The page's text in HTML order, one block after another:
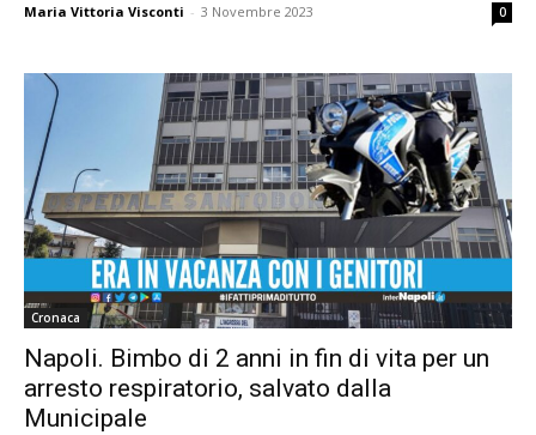
Maria Vittoria Visconti - 3 Novembre 2023 0
Cronaca
Napoli. Bimbo di 2 anni in fin di vita per un
arresto respiratorio, salvato dalla
Municipale